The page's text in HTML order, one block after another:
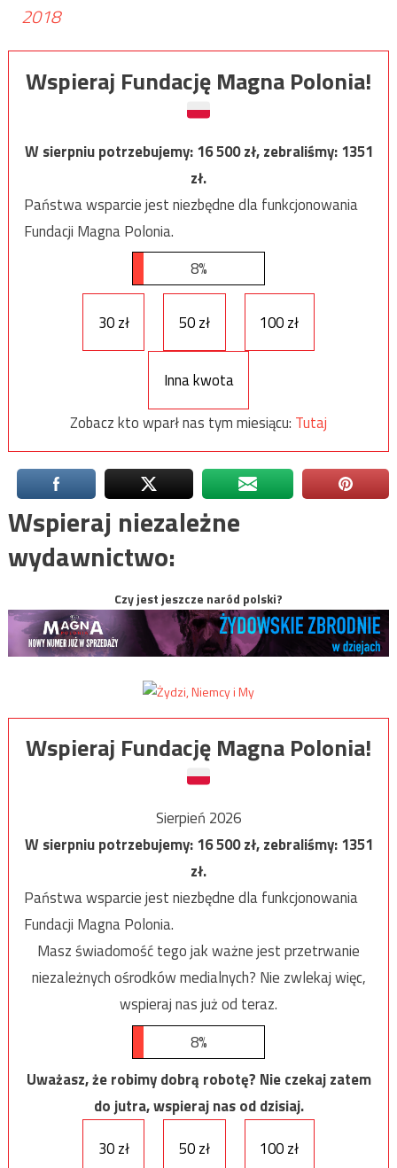
2018
Wspieraj Fundację Magna Polonia!
W sierpniu potrzebujemy:16 500zł, zebraliśmy:1351
zł.
Państwa wsparcie jest niezbędne dla funkcjonowania
Fundacji Magna Polonia.
8%
30 zł 50 zł 100 zł
Inna kwota
Zobacz kto wparł nas tym miesiącu: Tutaj
Wspieraj niezależne
wydawnictwo:
Czy jest jeszcze naród polski?
Wspieraj Fundację Magna Polonia!
Sierpień 2026
W sierpniu potrzebujemy:16 500zł, zebraliśmy:1351
zł.
Państwa wsparcie jest niezbędne dla funkcjonowania
Fundacji Magna Polonia.
Masz świadomość tego jak ważne jest przetrwanie
niezależnych ośrodków medialnych? Nie zwlekaj więc,
wspieraj nas już od teraz.
8%
Uważasz, że robimy dobrą robotę? Nie czekaj zatem
do jutra, wspieraj nas od dzisiaj.
30 zł
50 zł 100 zł